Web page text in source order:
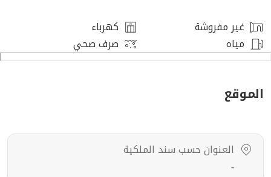
رقم رخصة فال: 1200019203
رقم الجوال: +966539053003
غير مفروشة
كهرباء
مياه
صرف صحي
الموقع
العنوان حسب سند الملكية
-